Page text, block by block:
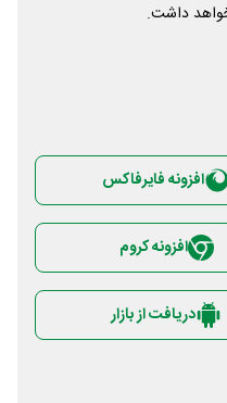
داشت.
افزونه فایرفاکس
افزونه کروم
دریافت از بازار